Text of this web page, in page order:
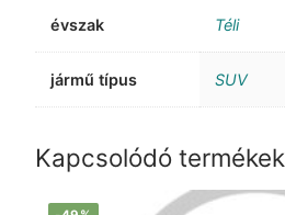
évszak Téli
jármű típus SUV
Kapcsolódó termékek